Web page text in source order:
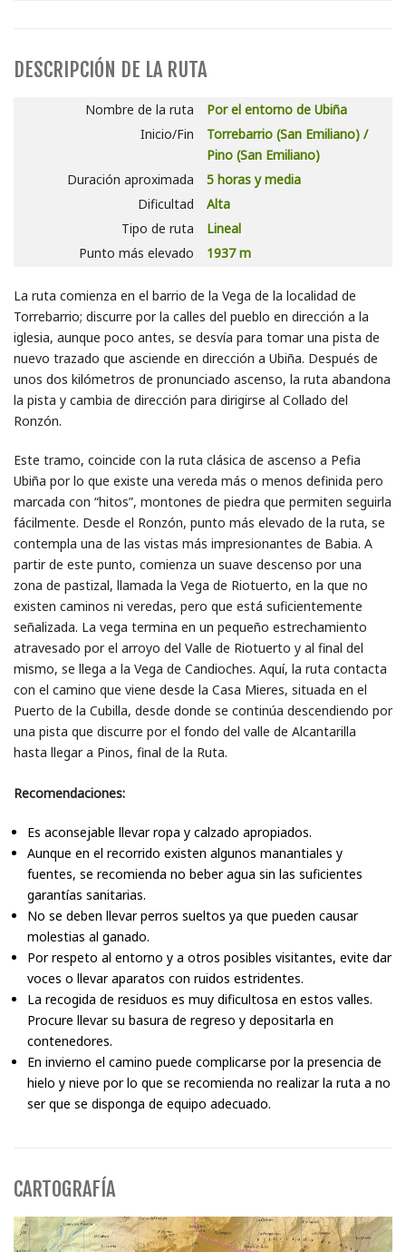
DESCRIPCIÓN DE LA RUTA
Nombre de la ruta
Por el entorno de Ubiña
Inicio/Fin
Torrebarrio (San Emiliano) /
Pino (San Emiliano)
Duración aproximada
5 horas y media
Dificultad
Alta
Tipo de ruta
Lineal
Punto más elevado
1937 m
La ruta comienza en el barrio de la Vega de la localidad de
Torrebarrio; discurre por la calles del pueblo en dirección a la
iglesia, aunque poco antes, se desvía para tomar una pista de
nuevo trazado que asciende en dirección a Ubiña. Después de
unos dos kilómetros de pronunciado ascenso, la ruta abandona
la pista y cambia de dirección para dirigirse al Collado del
Ronzón.
Este tramo, coincide con la ruta clásica de ascenso a Pefia
Ubiña por lo que existe una vereda más o menos definida pero
marcada con “hitos”, montones de piedra que permiten seguirla
fácilmente. Desde el Ronzón, punto más elevado de la ruta, se
contempla una de las vistas más impresionantes de Babia. A
partir de este punto, comienza un suave descenso por una
zona de pastizal, llamada la Vega de Riotuerto, en la que no
existen caminos ni veredas, pero que está suficientemente
señalizada. La vega termina en un pequeño estrechamiento
atravesado por el arroyo del Valle de Riotuerto y al final del
mismo, se llega a la Vega de Candioches. Aquí, la ruta contacta
con el camino que viene desde la Casa Mieres, situada en el
Puerto de la Cubilla, desde donde se continúa descendiendo por
una pista que discurre por el fondo del valle de Alcantarilla
hasta llegar a Pinos, final de la Ruta.
Recomendaciones:
Es aconsejable llevar ropa y calzado apropiados.
Aunque en el recorrido existen algunos manantiales y
fuentes, se recomienda no beber agua sin las suficientes
garantías sanitarias.
No se deben llevar perros sueltos ya que pueden causar
molestias al ganado.
Por respeto al entorno y a otros posibles visitantes, evite dar
voces o llevar aparatos con ruidos estridentes.
La recogida de residuos es muy dificultosa en estos valles.
Procure llevar su basura de regreso y depositarla en
contenedores.
En invierno el camino puede complicarse por la presencia de
hielo y nieve por lo que se recomienda no realizar la ruta a no
ser que se disponga de equipo adecuado.
CARTOGRAFÍA